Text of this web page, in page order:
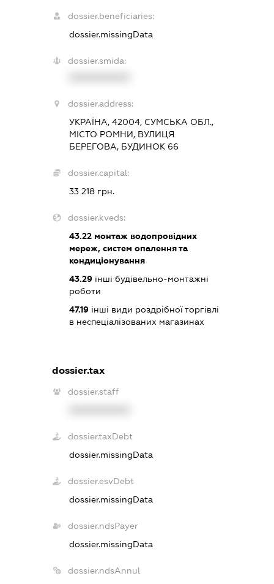
dossier.beneficiaries:
dossier.missingData
dossier.smida:
dossier.address:
УКРАЇНА, 42004, СУМСЬКА ОБЛ.,
МІСТО РОМНИ, ВУЛИЦЯ
БЕРЕГОВА, БУДИНОК 66
dossier.capital:
33 218 грн.
dossier.kveds:
43.22 монтаж водопровідних
мереж, систем опалення та
кондиціонування
43.29 інші будівельно-монтажні
роботи
47.19 інші види роздрібної торгівлі
в неспеціалізованих магазинах
dossier.tax
dossier.staff
dossier.taxDebt
dossier.missingData
dossier.esvDebt
dossier.missingData
dossier.ndsPayer
dossier.missingData
dossier.ndsAnnul